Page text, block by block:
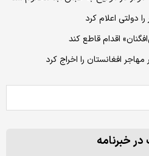
اقدام قاطع کند
افغانستان را اخراج کرد
در خبرنامه